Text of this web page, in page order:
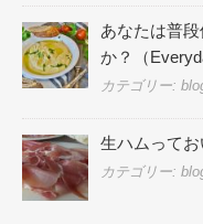
あなたは普
か？（
カテゴリー:
生ハムって
カテゴリー: